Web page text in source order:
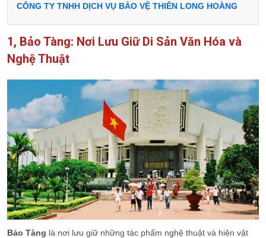
CÔNG TY TNHH DỊCH VỤ BẢO VỆ THIÊN LONG HOÀNG
1, Bảo Tàng: Nơi Lưu Giữ Di Sản Văn Hóa và
Nghệ Thuật
Bảo Tàng là nơi lưu giữ những tác phẩm nghệ thuật và hiện vật